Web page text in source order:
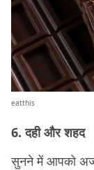
eatthis
6. दही और शहद
सुनने में आपको